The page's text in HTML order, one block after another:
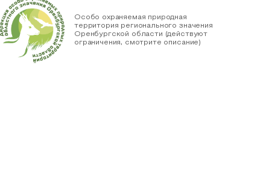
Особо охраняемая природная
территория регионального значения
Оренбургской области (действуют
ограничения, смотрите описание)